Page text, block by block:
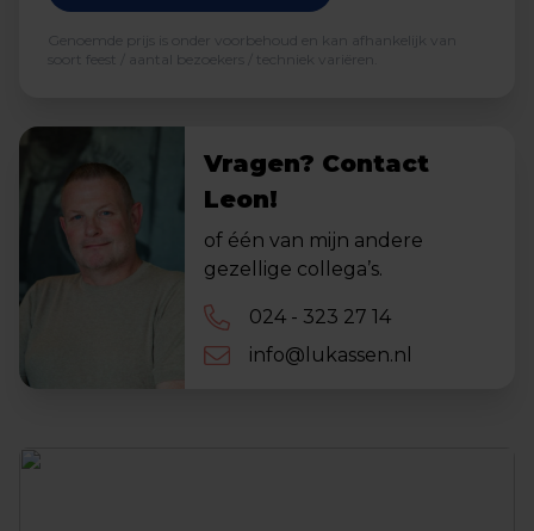
Genoemde prijs is onder voorbehoud en kan afhankelijk van
soort feest / aantal bezoekers / techniek variëren.
Vragen? Contact
Leon!
of één van mijn andere
gezellige collega’s.
024 - 323 27 14
info@lukassen.nl